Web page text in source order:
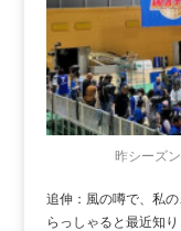
昨シーズ
追伸：風の噂で、私
らっしゃると最近知